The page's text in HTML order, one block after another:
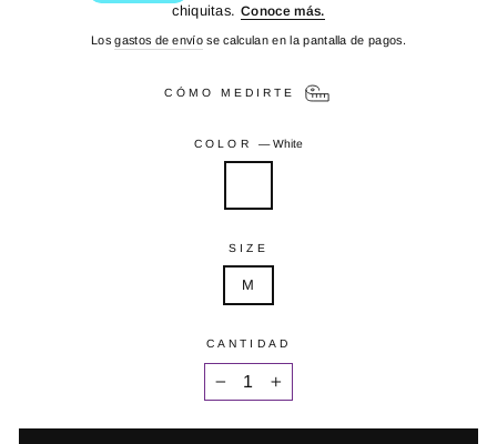
Losgastos de envío se calculan en la pantalla de pagos.
CÓMO MEDIRTE
COLOR —White
SIZE
M
CANTIDAD
+